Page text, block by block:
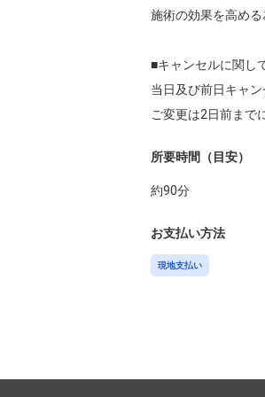
施術の効果を高め
■キャンセルに関し
当日及び前日キャ
ご変更は2日前まで
所要時間（目安）
約90分
お支払い方法
現地支払い